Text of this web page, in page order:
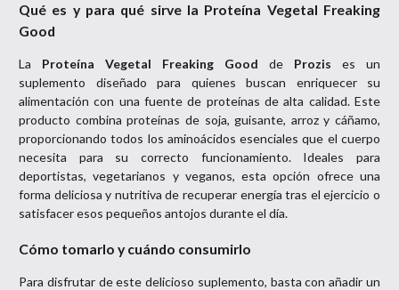
Qué es y para qué sirve la Proteína Vegetal Freaking
Good
La Proteína Vegetal Freaking Good de Prozis es un
suplemento diseñado para quienes buscan enriquecer su
alimentación con una fuente de proteínas de alta calidad. Este
producto combina proteínas de soja, guisante, arroz y cáñamo,
proporcionando todos los aminoácidos esenciales que el cuerpo
necesita para su correcto funcionamiento. Ideales para
deportistas, vegetarianos y veganos, esta opción ofrece una
forma deliciosa y nutritiva de recuperar energía tras el ejercicio o
satisfacer esos pequeños antojos durante el día.
Cómo tomarlo y cuándo consumirlo
Para disfrutar de este delicioso suplemento, basta con añadir un